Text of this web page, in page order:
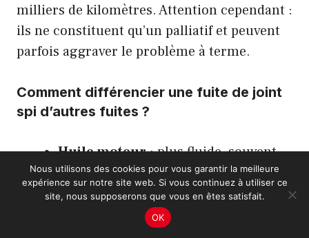
milliers de kilomètres. Attention cependant :
ils ne constituent qu’un palliatif et peuvent
parfois aggraver le problème à terme.
Comment différencier une fuite de joint
spi d’autres fuites ?
Huile moteur: plus fluide, souvent
noire, présence au niveau du bloc
moteur
Huile de boîte: plus visqueuse,
Nous utilisons des cookies pour vous garantir la meilleure
expérience sur notre site web. Si vous continuez à utiliser ce
site, nous supposerons que vous en êtes satisfait.
OK